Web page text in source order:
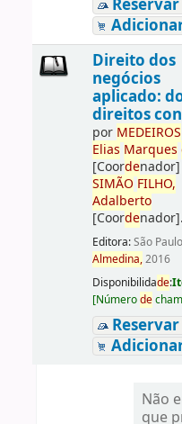
Reservar
Direito dos
negócios
aplicado:
direitos
por MEDEIROS
Elias Marques
[Coordenador]
SIMÃO FILHO,
Adalberto
[Coordenador].
Editora:São
Almedina,2016
Disponibilidade:
[Númerode
Reservar
Não
que